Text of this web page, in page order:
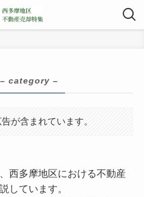
– category –
が含まれています。
西多摩地区における不動産
しています。